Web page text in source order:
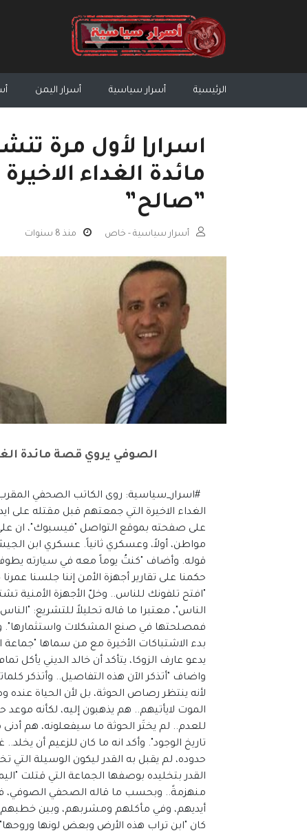
الرئيسية أسرار سياسية أسرار اليمن
اسرار| لأول مرة
مائدة الغداء
”صالح”
أسرار سياسية - خاص منذ 8 سنوات
الصوفي يروي قصة مائدة
#اسرار_سياسية: روى الكاتب الصحفي
الغداء الاخيرة التي جمعتهم قبل مقتله على
على صفحته بموقع التواصل "فيسبوك"، ان
مواطن، أولاً، وعسكري ثانياً. عسكري ابن
قوله. وأضاف "كنتُ يوماً معه في سيارته
حكمنا على تقارير أجهزة الأمن إننا جلسنا
"افتح تلفونك للناس.. وخلّ الأجهزة الأمنية
الناس"، معتبرا ما قاله تحليلاً للتشريع:
فمصلحتها في صنع المشكلات واستثمارها".
بدء الاشتباكات الأخيرة مع من سماها
يدعو عارف الزوكا، يتأكد أن خالد الديني
واضاف "أتذكر الآن هذه التفاصيل.. وأتذكر
لأنه ينتظر رصاص الحوثة، بل لأن الحياة عنده
الموت لايأتيهم.. هم يذهبون إليه، لكأنه موعد
للعدم.. لم يختَر الحوثة ما سيفعلونه، هم
تاريخ الوجود". وأكد انه ما كان للزعيم أن
حدوده، لم يقبل به القدر ليكون الوسيلة التي
القدر بتخليده بوصفها الجماعة التي قتلت
منهزمةً.. وبحسب ما قاله الصحفي الصوفي،
أيديهم، وفي مأكلهم ومشربهم، وبين خطبهم
كان "ابن تراب هذه الأرض وبعض لونها